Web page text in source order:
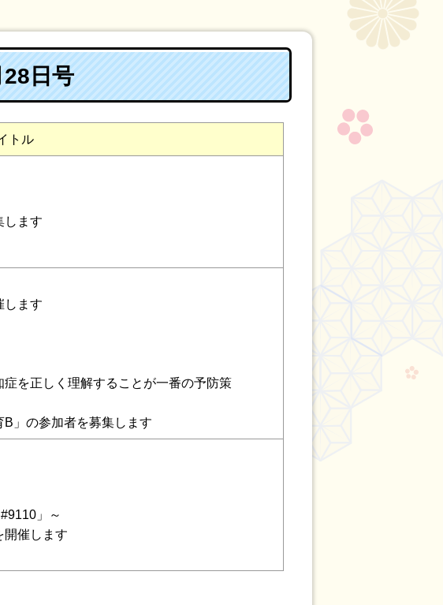
日号
トル
します
します
症を正しく理解することが一番の予防策
B」の参加者を募集します
」～
開催します